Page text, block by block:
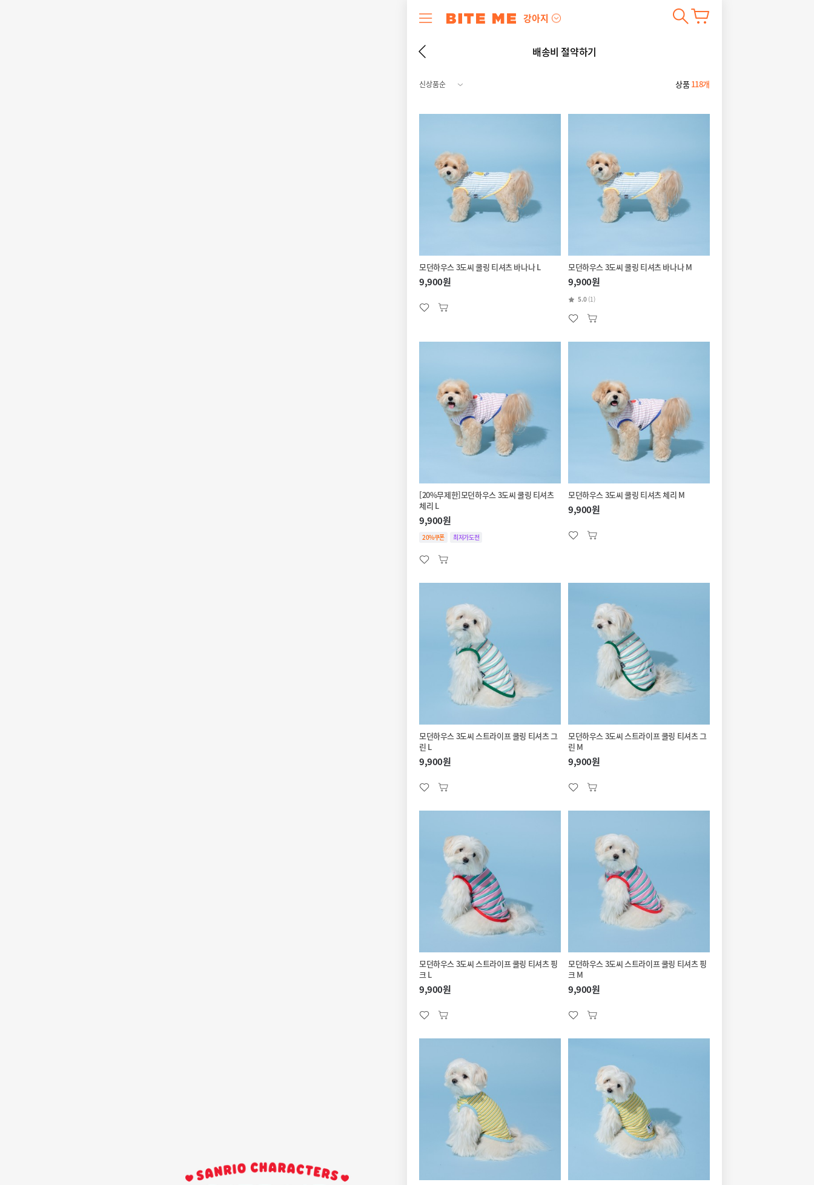
강아지
배송비 절약하기
상품118개
모던하우스 3도씨 쿨링 티셔츠 바나나 L
9,900원
모던하우스 3도씨 쿨링 티셔츠 바나나 M
9,900원
5.0 (1)
[20%무제한]모던하우스 3도씨 쿨링 티셔츠
체리 L
9,900원
20%쿠폰 최저가도전
모던하우스 3도씨 쿨링 티셔츠 체리 M
9,900원
모던하우스 3도씨 스트라이프 쿨링 티셔츠 그
린 L
9,900원
모던하우스 3도씨 스트라이프 쿨링 티셔츠 그
린 M
9,900원
모던하우스 3도씨 스트라이프 쿨링 티셔츠 핑
크 L
9,900원
모던하우스 3도씨 스트라이프 쿨링 티셔츠 핑
크 M
9,900원